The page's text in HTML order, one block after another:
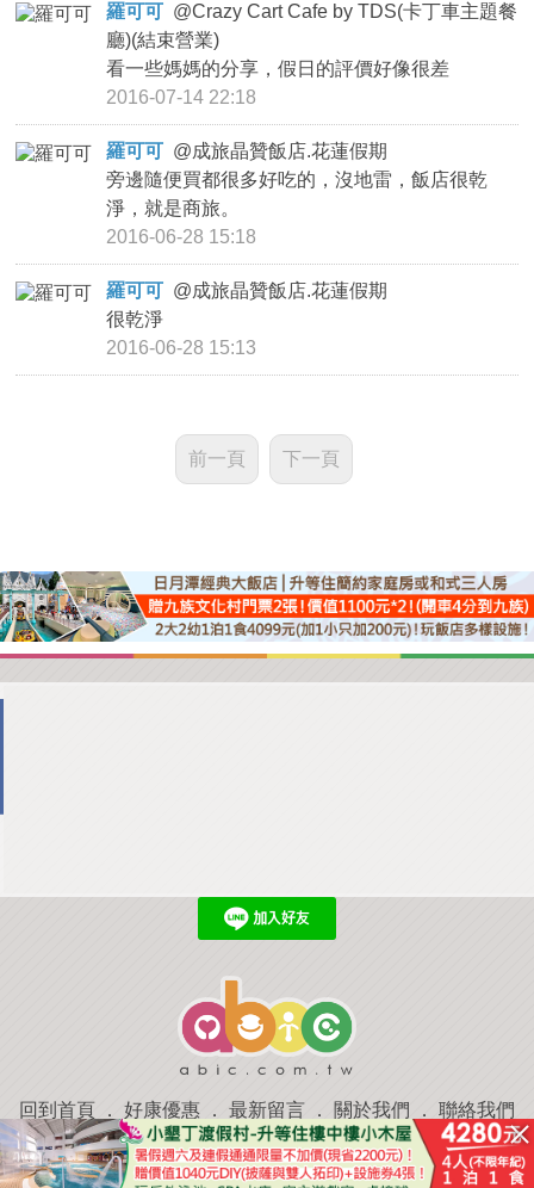
羅可可 @Crazy Cart Cafe by TDS(卡丁車主題餐
廳)(結束營業)
看一些媽媽的分享，假日的評價好像很差
2016-07-14 22:18
羅可可 @成旅晶贊飯店.花蓮假期
旁邊隨便買都很多好吃的，沒地雷，飯店很乾
淨，就是商旅。
2016-06-28 15:18
羅可可 @成旅晶贊飯店.花蓮假期
很乾淨
2016-06-28 15:13
前一頁 下一頁
回到首頁 ． 好康優惠 ． 最新留言 ． 關於我們 ． 聯絡我們
部落格微件．商家合作．討論區．推薦景點． APP下載
羿磊資訊 服務條款&隱私權政策